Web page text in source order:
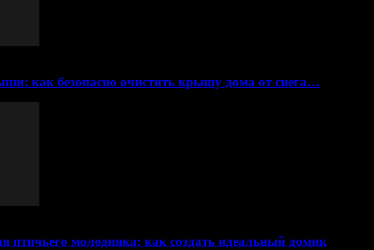
как безопасно очистить крышу дома от снега…
птичьего молодняка: как создать идеальный домик